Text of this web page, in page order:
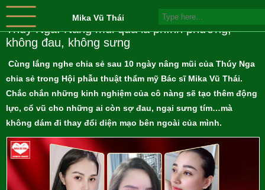
Mika Vũ Thái
Thúy Nga: Nâng mũi quá là phình phường,
không đau, không sưng
Cùng lắng nghe chia sẻ sau 10 ngày nâng mũi của Thúy Nga
chia sẻ trong Hội phẫu thuật thẩm mỹ Bác sĩ Mika Vũ Thái.
Chắc chắn những kinh nghiệm của cô nàng sẽ tạo thêm động
lực, cổ vũ cho những ai còn sợ đau, ngại sưng tím…mà
không dám đi thay đổi diện mạo bên ngoài của mình.